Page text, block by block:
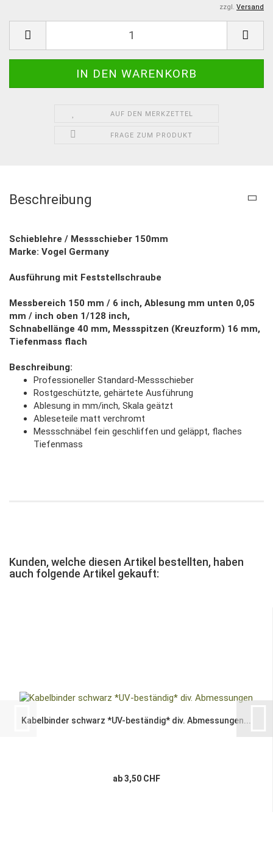
zzgl. Versand
AUF DEN MERKZETTEL
FRAGE ZUM PRODUKT
Beschreibung
Schieblehre / Messschieber 150mm
Marke: Vogel Germany
Ausführung mit Feststellschraube
Messbereich 150 mm / 6 inch, Ablesung mm unten 0,05
mm / inch oben 1/128 inch,
Schnabellänge 40 mm, Messspitzen (Kreuzform) 16 mm,
Tiefenmass flach
Beschreibung:
Professioneller Standard-Messschieber
Rostgeschützte, gehärtete Ausführung
Ablesung in mm/inch, Skala geätzt
Ableseteile matt verchromt
Messschnäbel fein geschliffen und geläppt, flaches
Tiefenmass
Kunden, welche diesen Artikel bestellten, haben
auch folgende Artikel gekauft:
Kabelbinder schwarz *UV-beständig* div. Abmessungen...
ab 3,50 CHF